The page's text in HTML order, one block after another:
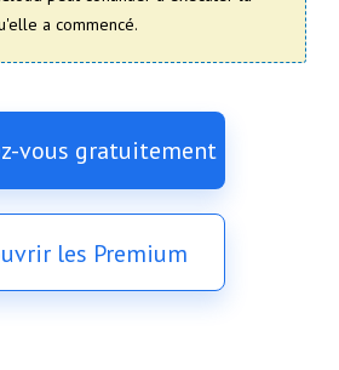
a commencé.
vous gratuitement
les Premium